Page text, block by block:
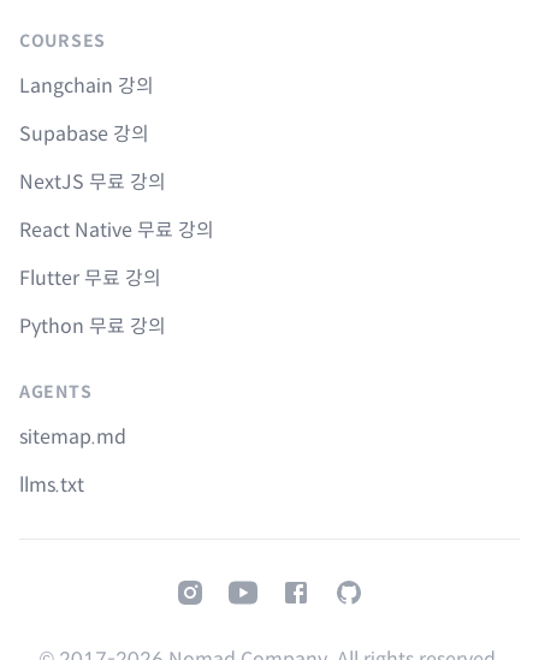
COURSES
Langchain 강의
Supabase 강의
NextJS 무료 강의
React Native 무료 강의
Flutter 무료 강의
Python 무료 강의
AGENTS
sitemap.md
llms.txt
InstagramYoutubeFacebookGitHub